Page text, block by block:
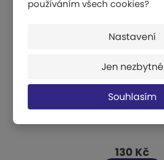
používáním všech cookies?
Nastavení
Jen nezbytné
Souhlasím
130 Kč